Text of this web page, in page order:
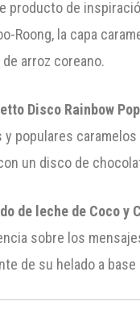
producto de
Roong, la capa
arroz coreano.
Disco Rainbow
populares
un disco de
de leche de Coco y
sobre los
de su helado a